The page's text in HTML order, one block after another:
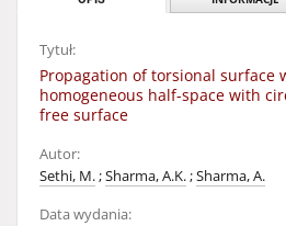
Tytuł:
Propagation of torsional surface
homogeneous half-space with
free surface
Autor:
Sethi, M.;Sharma, A.K.;Sharma, A.
Data wydania: